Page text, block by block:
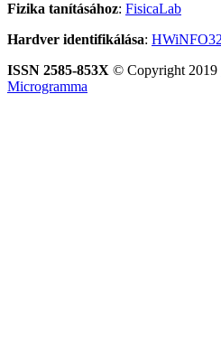
Fizika tanításához: FisicaLab
Hardver identifikálása:
ISSN 2585-853X © Copyright 2019
Microgramma